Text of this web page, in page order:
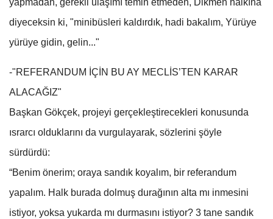
diyeceksin ki, "minibüsleri kaldırdık, hadi bakalım, Yürüye
yürüye gidin, gelin..."
-"REFERANDUM İÇİN BU AY MECLİS’TEN KARAR
ALACAĞIZ"
Başkan Gökçek, projeyi gerçekleştirecekleri konusunda
ısrarcı olduklarını da vurgulayarak, sözlerini şöyle
sürdürdü:
“Benim önerim; oraya sandık koyalım, bir referandum
yapalım. Halk burada dolmuş durağının alta mı inmesini
istiyor, yoksa yukarda mı durmasını istiyor? 3 tane sandık